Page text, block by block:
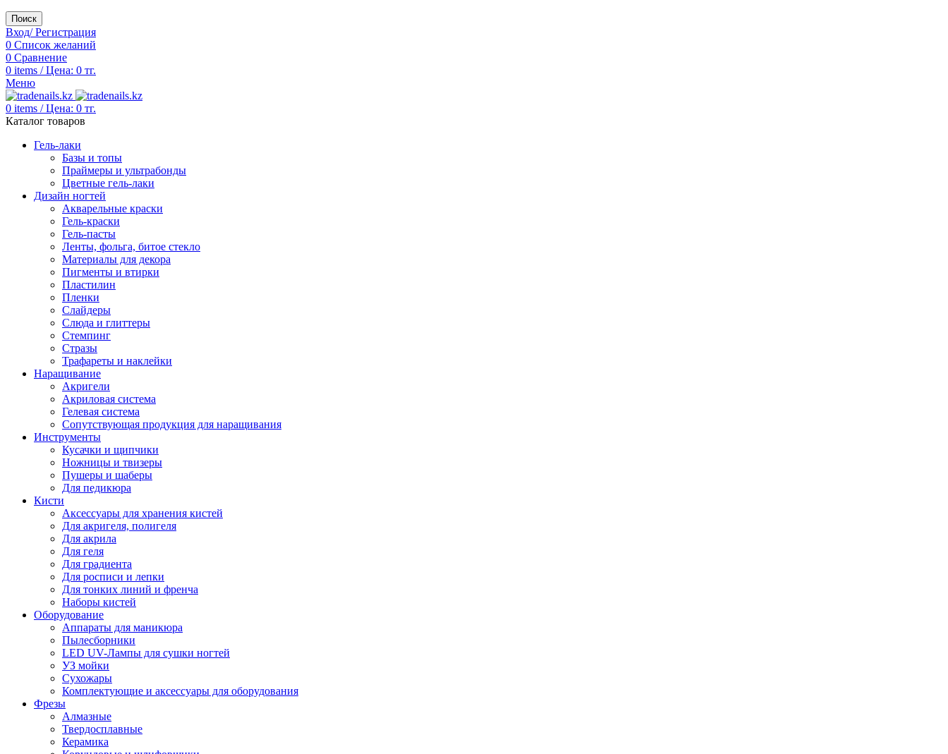
Поиск
Вход/ Регистрация
0 Список желаний
0 Сравнение
0 items / Цена: 0 тг.
Меню
0 items / Цена: 0 тг.
Каталог товаров
Гель-лаки
Базы и топы
Праймеры и ультрабонды
Цветные гель-лаки
Дизайн ногтей
Акварельные краски
Гель-краски
Гель-пасты
Ленты, фольга, битое стекло
Материалы для декора
Пигменты и втирки
Пластилин
Пленки
Слайдеры
Слюда и глиттеры
Стемпинг
Стразы
Трафареты и наклейки
Наращивание
Акригели
Акриловая система
Гелевая система
Сопутствующая продукция для наращивания
Инструменты
Кусачки и щипчики
Ножницы и твизеры
Пушеры и шаберы
Для педикюра
Кисти
Аксессуары для хранения кистей
Для акригеля, полигеля
Для акрила
Для геля
Для градиента
Для росписи и лепки
Для тонких линий и френча
Наборы кистей
Оборудование
Аппараты для маникюра
Пылесборники
LED UV-Лампы для сушки ногтей
УЗ мойки
Сухожары
Комплектующие и аксессуары для оборудования
Фрезы
Алмазные
Твердосплавные
Керамика